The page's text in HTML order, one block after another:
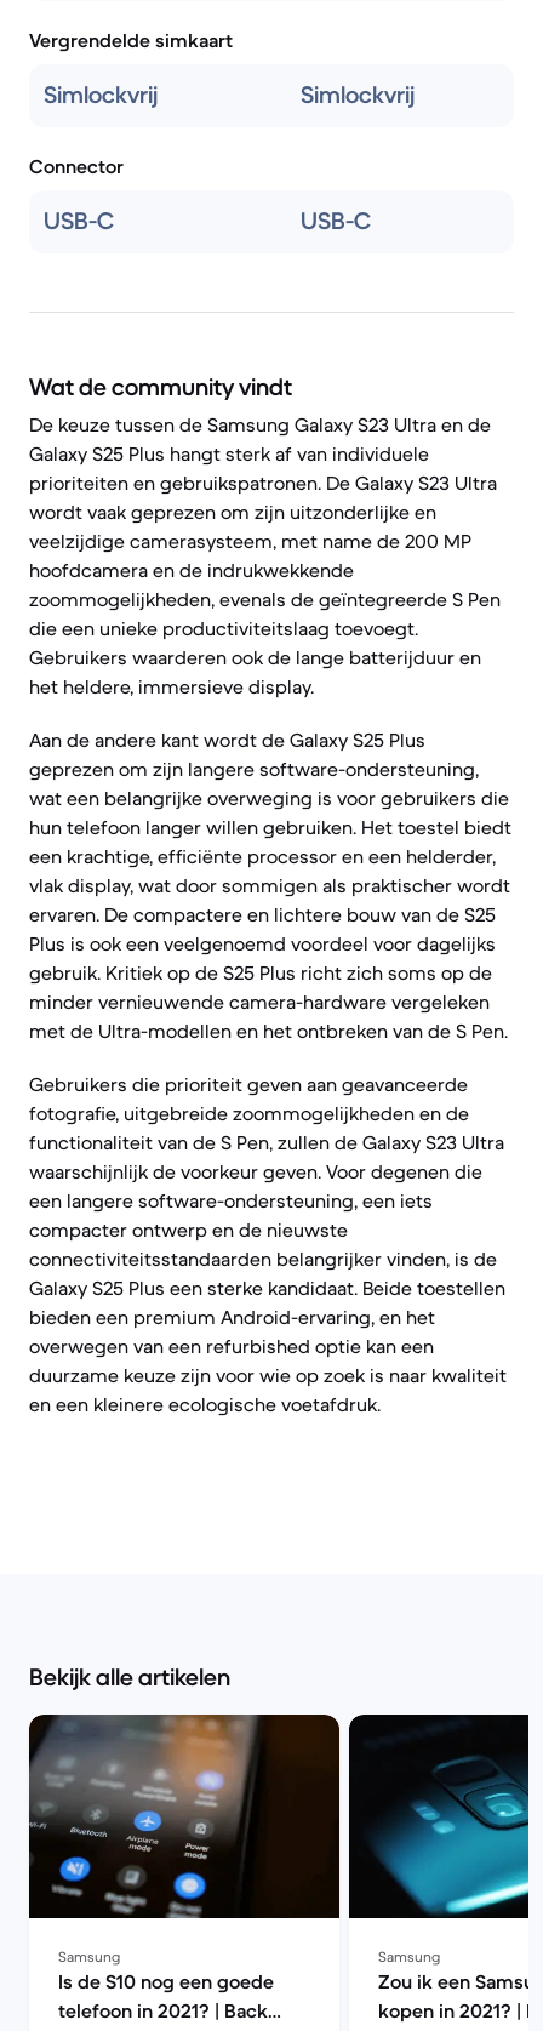
Vergrendelde simkaart
Simlockvrij Simlockvrij
Connector
USB-C USB-C
Wat de community vindt
De keuze tussen de Samsung Galaxy S23 Ultra en de
Galaxy S25 Plus hangt sterk af van individuele
prioriteiten en gebruikspatronen. De Galaxy S23 Ultra
wordt vaak geprezen om zijn uitzonderlijke en
veelzijdige camerasysteem, met name de 200 MP
hoofdcamera en de indrukwekkende
zoommogelijkheden, evenals de geïntegreerde S Pen
die een unieke productiviteitslaag toevoegt.
Gebruikers waarderen ook de lange batterijduur en
het heldere, immersieve display.
Aan de andere kant wordt de Galaxy S25 Plus
geprezen om zijn langere software-ondersteuning,
wat een belangrijke overweging is voor gebruikers die
hun telefoon langer willen gebruiken. Het toestel biedt
een krachtige, efficiënte processor en een helderder,
vlak display, wat door sommigen als praktischer wordt
ervaren. De compactere en lichtere bouw van de S25
Plus is ook een veelgenoemd voordeel voor dagelijks
gebruik. Kritiek op de S25 Plus richt zich soms op de
minder vernieuwende camera-hardware vergeleken
met de Ultra-modellen en het ontbreken van de S Pen.
Gebruikers die prioriteit geven aan geavanceerde
fotografie, uitgebreide zoommogelijkheden en de
functionaliteit van de S Pen, zullen de Galaxy S23 Ultra
waarschijnlijk de voorkeur geven. Voor degenen die
een langere software-ondersteuning, een iets
compacter ontwerp en de nieuwste
connectiviteitsstandaarden belangrijker vinden, is de
Galaxy S25 Plus een sterke kandidaat. Beide toestellen
bieden een premium Android-ervaring, en het
overwegen van een refurbished optie kan een
duurzame keuze zijn voor wie op zoek is naar kwaliteit
en een kleinere ecologische voetafdruk.
Bekijk alle artikelen
Samsung
Is de S10 nog een goede
telefoon in 2021? | Back
Samsung
Zou ik een
kopen in 2021? |